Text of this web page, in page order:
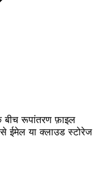
रूपांतरण फ़ाइल
ईमेल या क्लाउड स्टोरेज